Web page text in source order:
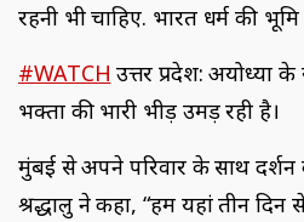
रहनी भी चाहिए. भारत धर्म की भूमि
#WATCH उत्तर प्रदेश: अयोध्या
भक्तों की भारी भीड़ उमड़ रही है।
मुंबई से अपने परिवार के साथ
श्रद्धालु ने कहा, “हम यहां तीन